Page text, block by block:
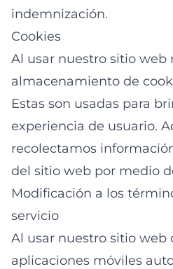
indemnización.
Cookies
Al usar nuestro sitio web
almacenamiento de
Estas son usadas para
experiencia de usuario.
recolectamos
del sitio web por medio
Modificación a los
servicio
Al usar nuestro sitio web
aplicaciones móviles